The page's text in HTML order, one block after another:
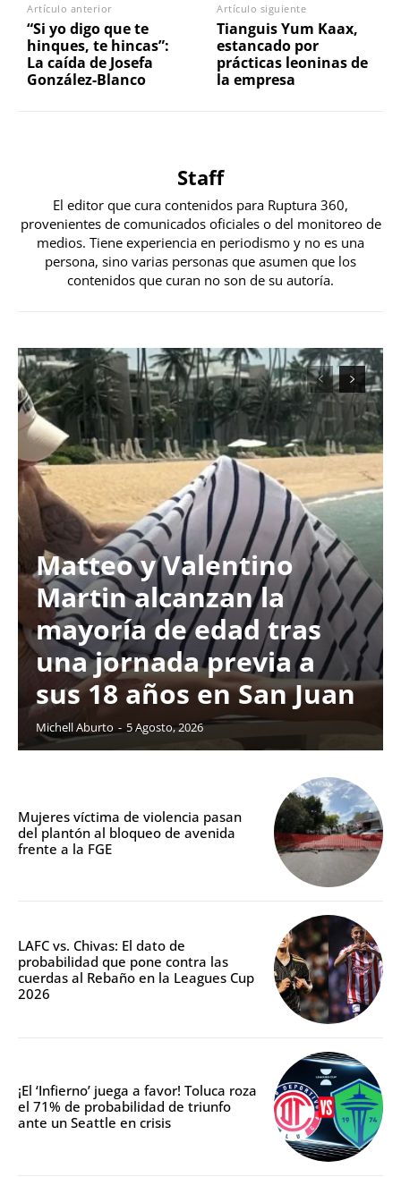
Artículo anterior
“Si yo digo que te
hinques, te hincas”:
La caída de Josefa
González-Blanco
Artículo siguiente
Tianguis Yum Kaax,
estancado por
prácticas leoninas de
la empresa
Staff
El editor que cura contenidos para Ruptura 360,
provenientes de comunicados oficiales o del monitoreo de
medios. Tiene experiencia en periodismo y no es una
persona, sino varias personas que asumen que los
contenidos que curan no son de su autoría.
Matteo y Valentino
Martin alcanzan la
mayoría de edad tras
una jornada previa a
sus 18 años en San Juan
Michell Aburto - 5 Agosto, 2026
Mujeres víctima de violencia pasan
del plantón al bloqueo de avenida
frente a la FGE
LAFC vs. Chivas: El dato de
probabilidad que pone contra las
cuerdas al Rebaño en la Leagues Cup
2026
¡El ‘Infierno’ juega a favor! Toluca roza
el 71% de probabilidad de triunfo
ante un Seattle en crisis